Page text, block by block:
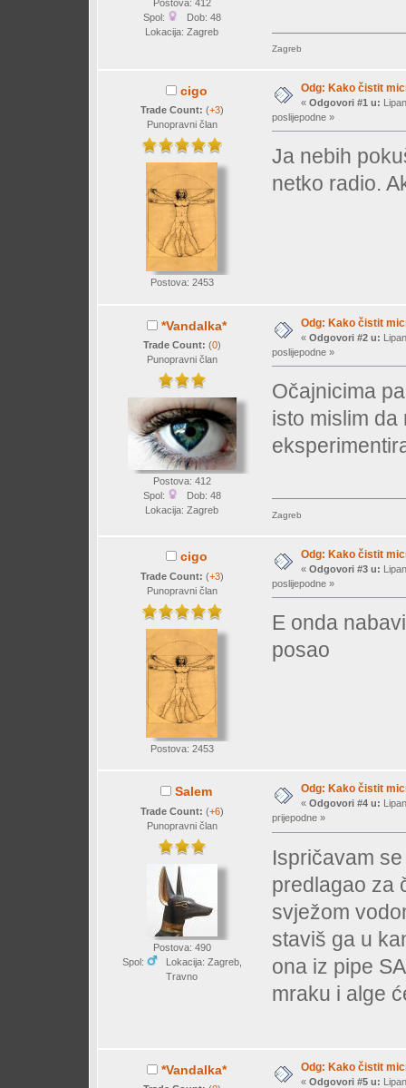
Postova: 412
Spol:
Dob: 48
Lokacija: Zagreb
Zagreb
cigo
Trade Count: (+3)
Punopravni član
Postova: 2453
Odg: Kako čistit
« Odgovori #1 u:
poslijepodne »
Ja nebih
netko radio.
*Vandalka*
Trade Count: (0)
Punopravni član
Postova: 412
Spol:
Dob: 48
Lokacija: Zagreb
Odg: Kako čistit
« Odgovori #2 u:
poslijepodne »
Očajnicima
isto mislim da
Zagreb
cigo
Trade Count: (+3)
Punopravni član
Postova: 2453
Odg: Kako čistit
« Odgovori #3 u:
poslijepodne »
E onda
posao
Salem
Trade Count: (+6)
Punopravni član
Postova: 490
Spol:
Lokacija: Zagreb,
Travno
Odg: Kako čistit
« Odgovori #4 u:
prijepodne »
Ispričavam
predlagao za
svježom
staviš ga u
ona iz pipe
mraku i alge
*Vandalka* Odg: Kako čistit
« Odgovori #5 u: